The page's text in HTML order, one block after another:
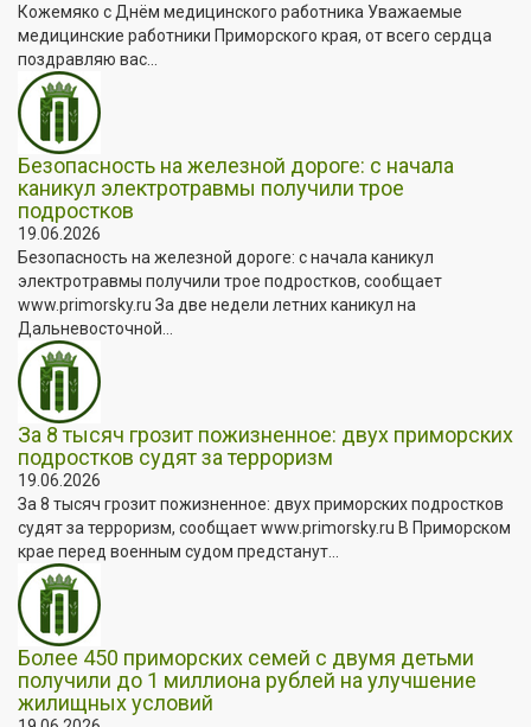
Кожемяко с Днём медицинского работника Уважаемые
медицинские работники Приморского края, от всего сердца
поздравляю вас...
Безопасность на железной дороге: с начала
каникул электротравмы получили трое
подростков
19.06.2026
Безопасность на железной дороге: с начала каникул
электротравмы получили трое подростков, сообщает
www.primorsky.ru За две недели летних каникул на
Дальневосточной...
За 8 тысяч грозит пожизненное: двух приморских
подростков судят за терроризм
19.06.2026
За 8 тысяч грозит пожизненное: двух приморских подростков
судят за терроризм, сообщает www.primorsky.ru В Приморском
крае перед военным судом предстанут...
Более 450 приморских семей с двумя детьми
получили до 1 миллиона рублей на улучшение
жилищных условий